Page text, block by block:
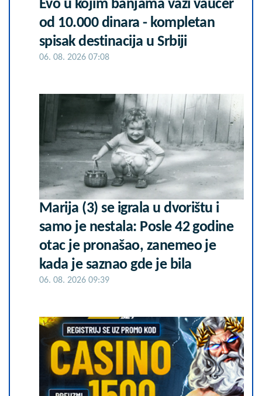
Evo u kojim banjama važi vaučer
od 10.000 dinara - kompletan
spisak destinacija u Srbiji
06. 08. 2026 07:08
Marija (3) se igrala u dvorištu i
samo je nestala: Posle 42 godine
otac je pronašao, zanemeo je
kada je saznao gde je bila
06. 08. 2026 09:39